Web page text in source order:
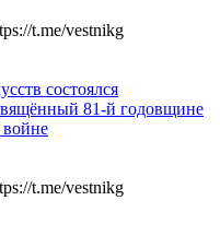
t.me/vestnikg
состоялся
81-й годовщине
t.me/vestnikg